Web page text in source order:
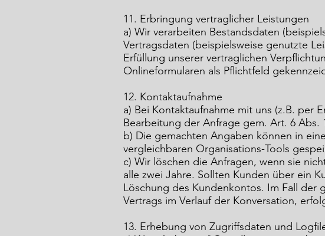
11. Erbringung vertraglicher Leistungen
a) Wir verarbeiten Bestandsdaten
Vertragsdaten (beispielsweise genutzte
Erfüllung unserer vertraglichen
Onlineformularen als Pflichtfeld
12. Kontaktaufnahme
a) Bei Kontaktaufnahme mit uns (z.B. per
Bearbeitung der Anfrage gem. Art. 6 Abs.
b) Die gemachten Angaben können in
vergleichbaren Organisations-Tools
c) Wir löschen die Anfragen, wenn sie
alle zwei Jahre. Sollten Kunden über ein
Löschung des Kundenkontos. Im Fall der
Vertrags im Verlauf der Konversation,
13. Erhebung von Zugriffsdaten und